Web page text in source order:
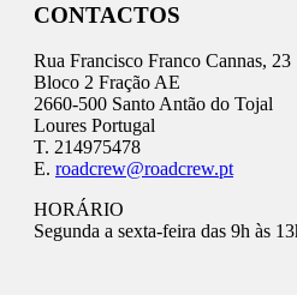
CONTACTOS
Rua Francisco Franco Cannas, 23
Bloco 2 Fração AE
2660-500 Santo Antão do Tojal
Loures Portugal
T. 214975478
E. roadcrew@roadcrew.pt
HORÁRIO
Segunda a sexta-feira das 9h às